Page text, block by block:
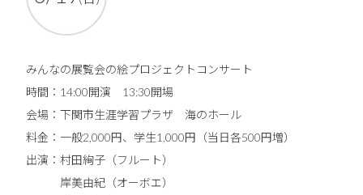
みんなの展覧会の絵プロジェクトコンサート
時間：14:00開演 13:30開場
会場：下関市生涯学習プラザ 海のホール
料金：一般2,000円、学生1,000円（当日各500円増）
出演：村田絢子（フルート）
岸美由紀（オーボエ）